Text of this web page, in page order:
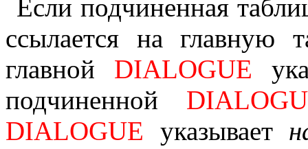
Если подчиненная
ссылается на главную
главной DIALOGUE
подчиненной
DIALOGUE указывает